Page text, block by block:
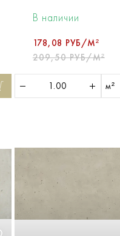
В наличии
178,08 РУБ/М²
209,50 РУБ/М²
м²